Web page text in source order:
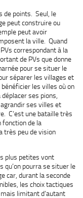
de points. Seul, le
peut construire ou
peut avoir
la ville. Quand
correspondant à la
de PVs que donne
pour se situer le
séparer les villages et
les villes où on
ses pions,
ses villes et
C’est une bataille très
fonction de la
très peu de vision
plus petites vont
qu’on pourra se situer le
car, durant la seconde
les choix tactiques
limitant d’autant